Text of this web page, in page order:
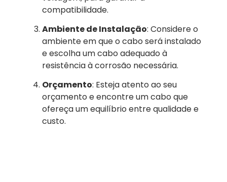
compatibilidade.
Ambiente de Instalação: Considere o
ambiente em que o cabo será instalado
e escolha um cabo adequado à
resistência à corrosão necessária.
Orçamento: Esteja atento ao seu
orçamento e encontre um cabo que
ofereça um equilíbrio entre qualidade e
custo.